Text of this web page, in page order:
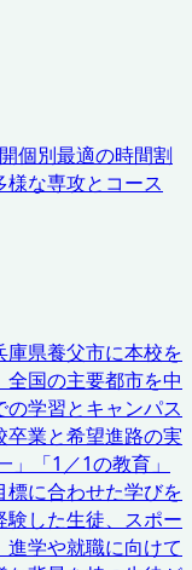
個別最適の時間割
様な専攻とコース
県養父市に本校を
国の主要都市を中
学習とキャンパス
業と希望進路の実
「1／1の教育」
標に合わせた学びを
した生徒、スポー
学や就職に向けて